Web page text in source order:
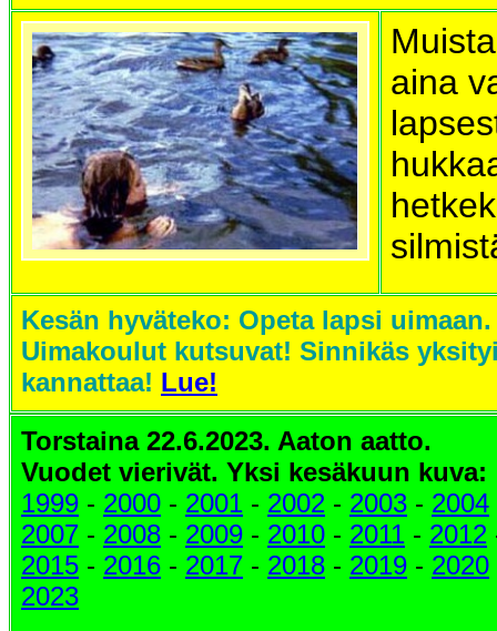
aina
Kesän hyväteko: Opeta lapsi uimaan.
Uimakoulut kutsuvat! Sinnikäs
kannattaa! Lue!
Torstaina 22.6.2023. Aaton aatto.
Vuodet vierivät. Yksi kesäkuun kuva:
1999 - 2000 - 2001 - 2002 - 2003 - 2004
2007 - 2008 - 2009 - 2010 - 2011 - 2012
2015 - 2016 - 2017 - 2018 - 2019 - 2020
2023